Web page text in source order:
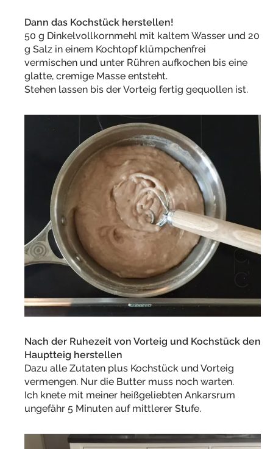
Dann das Kochstück herstellen!
50 g Dinkelvollkornmehl mit kaltem Wasser und 20
g Salz in einem Kochtopf klümpchenfrei
vermischen und unter Rühren aufkochen bis eine
glatte, cremige Masse entsteht.
Stehen lassen bis der Vorteig fertig gequollen ist.
Nach der Ruhezeit von Vorteig und Kochstück den
Hauptteig herstellen
Dazu alle Zutaten plus Kochstück und Vorteig
vermengen. Nur die Butter muss noch warten.
Ich knete mit meiner heißgeliebten Ankarsrum
ungefähr 5 Minuten auf mittlerer Stufe.